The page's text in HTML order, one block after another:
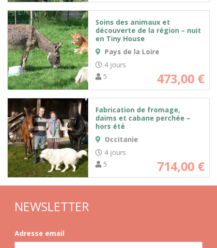
Soins des animaux et
découverte de la région – nuit
en Tiny House
Pays de la Loire
4 jours
5
473,00 €
Fabrication de fromage,
daims et cabane perchée –
hors été
Occitanie
4 jours
5
714,00 €
NEWSLETTER
Adresse email